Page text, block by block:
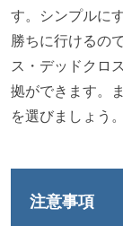
す。シンプルに
勝ちに行けるの
ス・デッドクロ
拠ができます。
を選びましょう。
注意事項